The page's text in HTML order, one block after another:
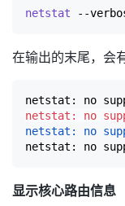
netstat
在输出的末尾，会
netstat: no
netstat: no
netstat: no
netstat: no
显示核心路由信息